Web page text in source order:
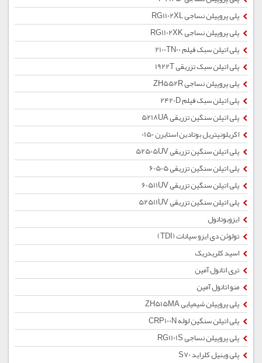
پلی پروپیلن نساجی RG1102XL
پلی پروپیلن نساجی RG1102XK
پلی اتیلن سبک فیلم 2100TN00
پلی اتیلن سبک تزریقی 1922T
پلی پروپیلن نساجی ZH552R
پلی اتیلن سبک فیلم 2420D
پلی اتیلن سنگین تزریقی 5218UA
اکریلونیتریل بوتادین استایرن 0150
پلی اتیلن سنگین تزریقی 52505UV
پلی اتیلن سنگین تزریقی 60505
پلی اتیلن سنگین تزریقی 60511UV
پلی اتیلن سنگین تزریقی 52511UV
ایزوبوتانول
تولوئن دی ایزو سیانات (TDI)
اسید کلریدریک
تری اتانول آمین
منو اتانول آمین
پلی پروپیلن شیمیایی ZH515MA
پلی اتیلن سنگین لوله CRP100N
پلی پروپیلن نساجی RG1101S
پلی وینیل کلراید S70